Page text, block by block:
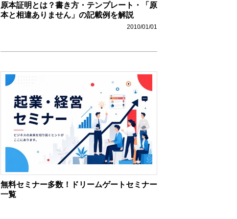
原本証明とは？書き方・テンプレート・「原
本と相違ありません」の記載例を解説
2010/01/01
無料セミナー多数！ドリームゲートセミナー
一覧